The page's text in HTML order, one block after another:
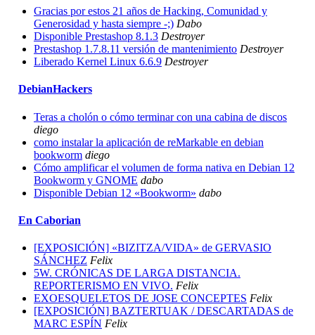
Gracias por estos 21 años de Hacking, Comunidad y
Generosidad y hasta siempre -;) Dabo
Disponible Prestashop 8.1.3 Destroyer
Prestashop 1.7.8.11 versión de mantenimiento Destroyer
Liberado Kernel Linux 6.6.9 Destroyer
DebianHackers
Teras a cholón o cómo terminar con una cabina de discos
diego
como instalar la aplicación de reMarkable en debian
bookworm diego
Cómo amplificar el volumen de forma nativa en Debian 12
Bookworm y GNOME dabo
Disponible Debian 12 «Bookworm» dabo
En Caborian
[EXPOSICIÓN] «BIZITZA/VIDA» de GERVASIO
SÁNCHEZ Felix
5W. CRÓNICAS DE LARGA DISTANCIA.
REPORTERISMO EN VIVO. Felix
EXOESQUELETOS DE JOSE CONCEPTES Felix
[EXPOSICIÓN] BAZTERTUAK / DESCARTADAS de
MARC ESPÍN Felix